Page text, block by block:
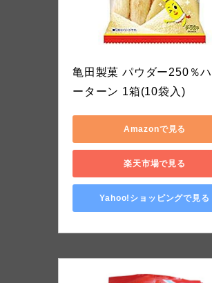
亀田製菓 パウダー250％
ーターン 1箱(10袋入)
Amazonで見る
楽天市場で見る
Yahoo!ショッピングで見る